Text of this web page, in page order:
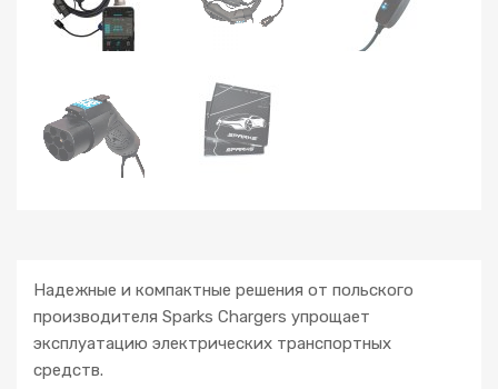
Надежные и компактные решения от польского
производителя Sparks Сhargers упрощает
эксплуатацию электрических транспортных
средств.